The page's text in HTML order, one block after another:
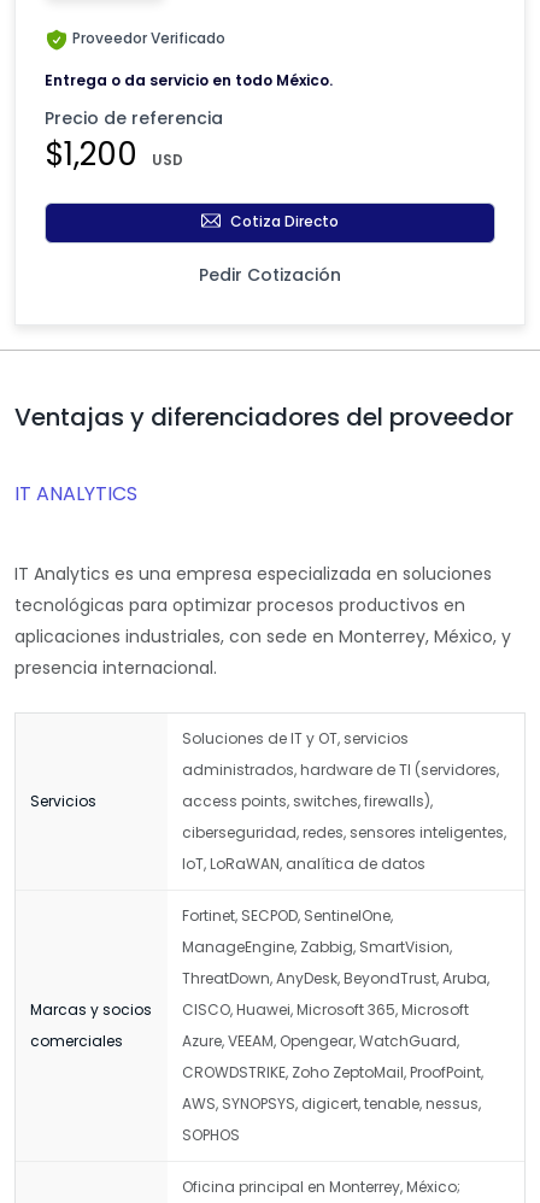
Proveedor Verificado
Entrega o da servicio en todo México.
Precio de referencia
$1,200 USD
Cotiza Directo
Pedir Cotización
Ventajas y diferenciadores del proveedor
IT ANALYTICS
IT Analytics es una empresa especializada en soluciones
tecnológicas para optimizar procesos productivos en
aplicaciones industriales, con sede en Monterrey, México, y
presencia internacional.
Servicios
Soluciones de IT y OT, servicios
administrados, hardware de TI (servidores,
access points, switches, firewalls),
ciberseguridad, redes, sensores inteligentes,
IoT, LoRaWAN, analítica de datos
Marcas y socios
comerciales
Fortinet, SECPOD, SentinelOne,
ManageEngine, Zabbig, SmartVision,
ThreatDown, AnyDesk, BeyondTrust, Aruba,
CISCO, Huawei, Microsoft 365, Microsoft
Azure, VEEAM, Opengear, WatchGuard,
CROWDSTRIKE, Zoho ZeptoMail, ProofPoint,
AWS, SYNOPSYS, digicert, tenable, nessus,
SOPHOS
Oficina principal en Monterrey, México;